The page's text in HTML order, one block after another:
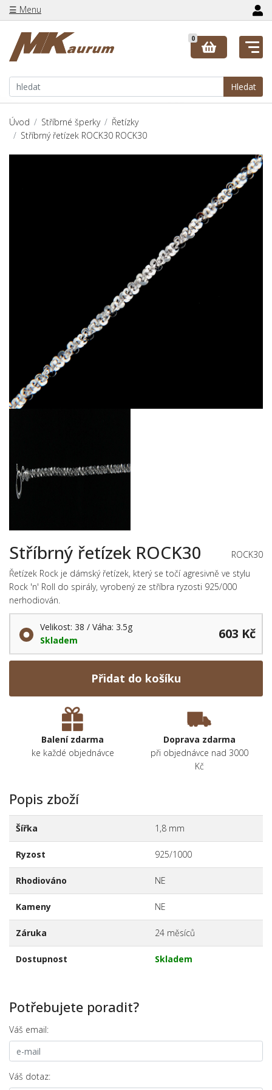
☰ Menu
Hledat
0
Úvod Stříbrné šperky
Řetízky
Stříbrný řetízek ROCK30 ROCK30
Stříbrný řetízek ROCK30
ROCK30
Řetízek Rock je dámský řetízek, který se točí agresivně ve stylu
Rock 'n' Roll do spirály, vyrobený ze stříbra ryzosti 925/000
nerhodiován.
Velikost: 38 / Váha: 3.5g
Skladem
603 Kč
Přidat do košíku
Balení zdarma
ke každé objednávce
Doprava zdarma
při objednávce nad 3000
Kč
Popis zboží
Šířka 1,8 mm
Ryzost 925/1000
Rhodiováno NE
Kameny NE
Záruka 24 měsíců
Dostupnost Skladem
Potřebujete poradit?
Váš email:
Váš dotaz: